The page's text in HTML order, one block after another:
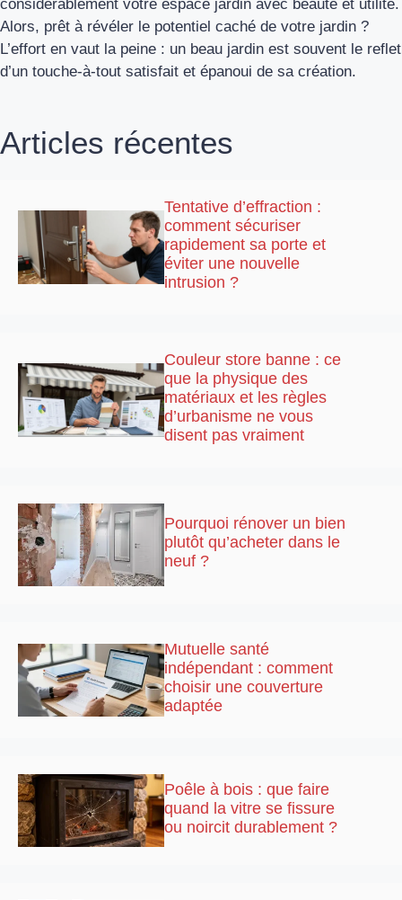
considérablement votre espace jardin avec beauté et utilité.
Alors, prêt à révéler le potentiel caché de votre jardin ?
L’effort en vaut la peine : un beau jardin est souvent le reflet
d’un touche-à-tout satisfait et épanoui de sa création.
Articles récentes
Tentative d’effraction :
comment sécuriser
rapidement sa porte et
éviter une nouvelle
intrusion ?
Couleur store banne : ce
que la physique des
matériaux et les règles
d’urbanisme ne vous
disent pas vraiment
Pourquoi rénover un bien
plutôt qu’acheter dans le
neuf ?
Mutuelle santé
indépendant : comment
choisir une couverture
adaptée
Poêle à bois : que faire
quand la vitre se fissure
ou noircit durablement ?